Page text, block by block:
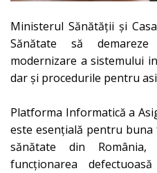
Ministerul Sănătății și
Sănătate să
modernizare a sistemului
dar și procedurile pentru
Platforma Informatică a
este esențială pentru
sănătate din
funcționarea